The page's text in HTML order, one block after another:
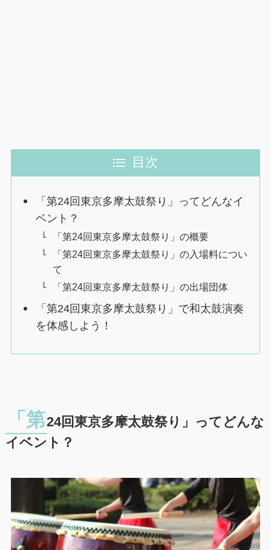
目次
「第24回東京多摩太鼓祭り」ってどんなイ
ベント？
「第24回東京多摩太鼓祭り」の概要
「第24回東京多摩太鼓祭り」の入場料につい
て
「第24回東京多摩太鼓祭り」の出場団体
「第24回東京多摩太鼓祭り」で和太鼓演奏
を体感しよう！
「第24回東京多摩太鼓祭り」ってどんな
イベント？